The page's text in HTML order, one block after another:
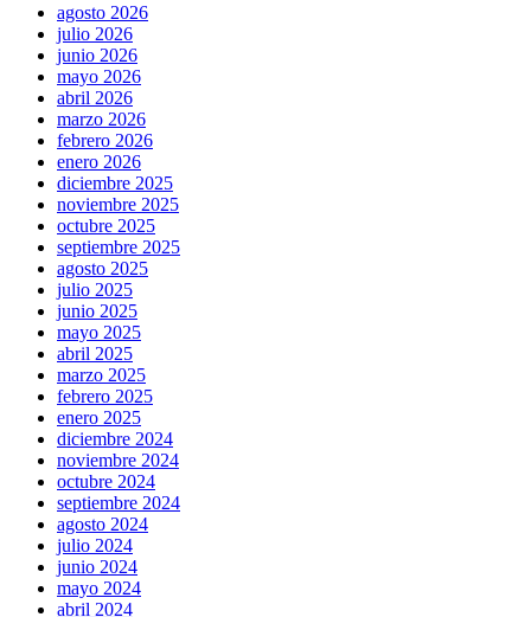
agosto 2026
julio 2026
junio 2026
mayo 2026
abril 2026
marzo 2026
febrero 2026
enero 2026
diciembre 2025
noviembre 2025
octubre 2025
septiembre 2025
agosto 2025
julio 2025
junio 2025
mayo 2025
abril 2025
marzo 2025
febrero 2025
enero 2025
diciembre 2024
noviembre 2024
octubre 2024
septiembre 2024
agosto 2024
julio 2024
junio 2024
mayo 2024
abril 2024